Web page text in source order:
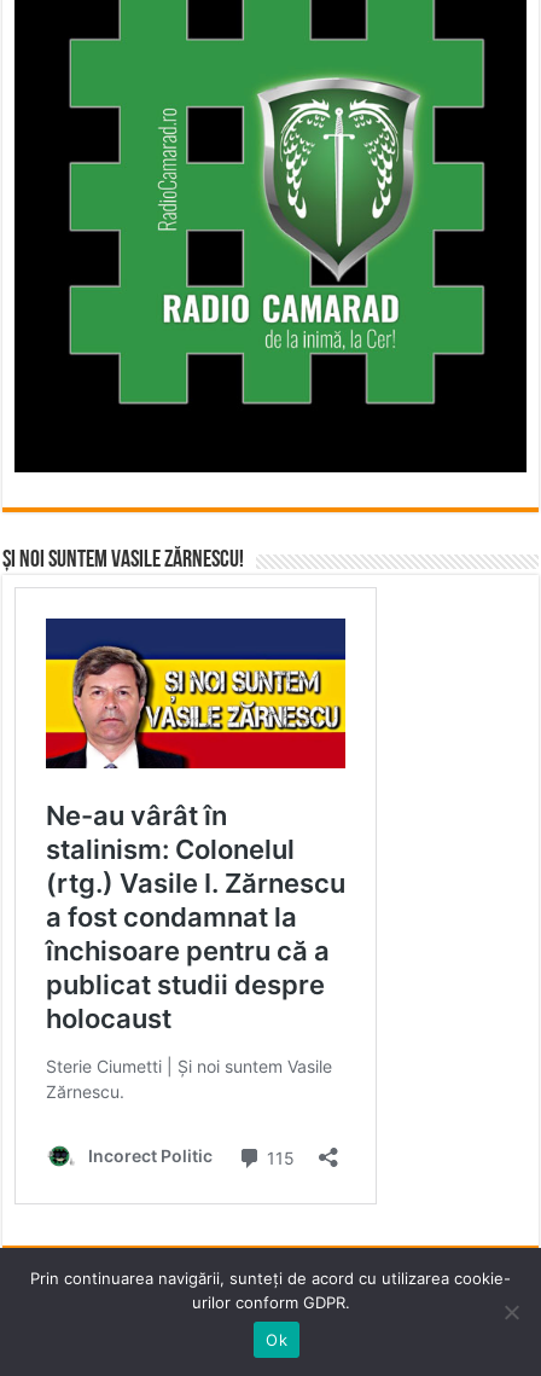
Și noi suntem Vasile Zărnescu!
Victor Grigor – Poetul-Duelist Incorect Politic
Prin continuarea navigării, sunteți de acord cu utilizarea cookie-
urilor conform GDPR.
Ok